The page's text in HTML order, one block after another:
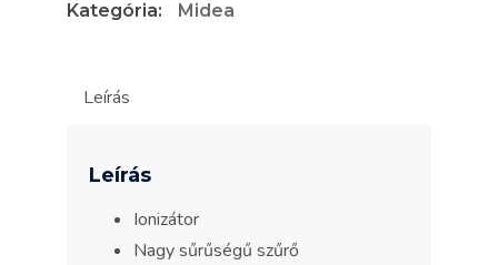
SP
Kategória: Midea
Leírás
Leírás
Ionizátor
Nagy sűrűségű szűrő